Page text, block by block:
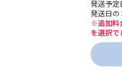
発送予定
発送日の
※追加料
を選択で